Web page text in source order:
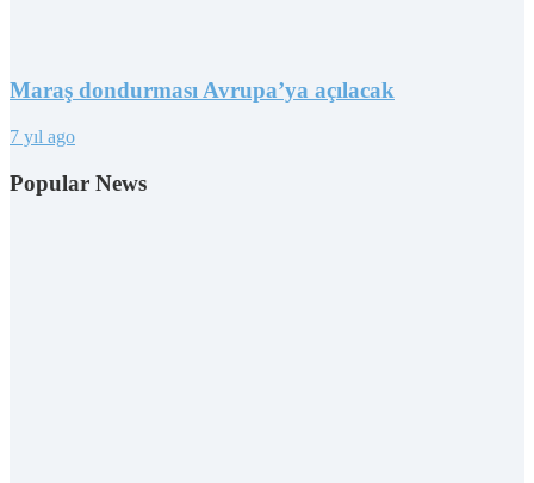
Maraş dondurması Avrupa’ya açılacak
7 yıl ago
Popular News